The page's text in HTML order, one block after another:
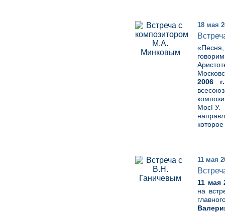
18 мая
2006 г.
МосГУ.
11 мая
11 мая
на